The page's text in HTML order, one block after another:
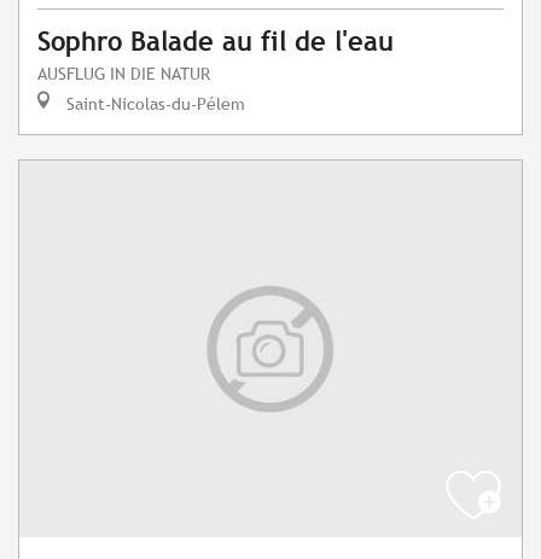
Sophro Balade au fil de l'eau
AUSFLUG IN DIE NATUR
Saint-Nicolas-du-Pélem